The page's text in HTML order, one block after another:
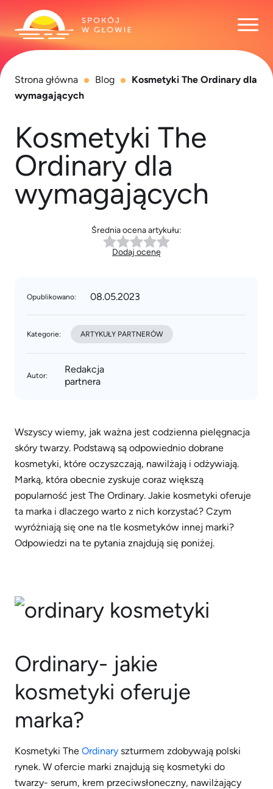
Strona główna Blog
Kosmetyki The Ordinary dla
wymagających
Kosmetyki The
Ordinary dla
wymagających
Średnia ocena artykułu:
Dodaj ocenę
Autor:
Redakcja
partnera
Opublikowano: 08.05.2023
Kategorie: ARTYKUŁY PARTNERÓW
Wszyscy wiemy, jak ważna jest codzienna pielęgnacja
skóry twarzy. Podstawą są odpowiednio dobrane
kosmetyki, które oczyszczają, nawilżają i odżywiają.
Marką, która obecnie zyskuje coraz większą
popularność jest The Ordinary. Jakie kosmetyki oferuje
ta marka i dlaczego warto z nich korzystać? Czym
wyróżniają się one na tle kosmetyków innej marki?
Odpowiedzi na te pytania znajdują się poniżej.
Ordinary- jakie
kosmetyki oferuje
marka?
Kosmetyki The Ordinary szturmem zdobywają polski
rynek. W ofercie marki znajdują się kosmetyki do
twarzy- serum, krem przeciwsłoneczny, nawilżający